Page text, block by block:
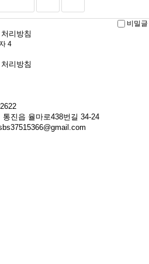
비밀글
리방침
4
리방침
진읍 율마로438번길 34-24